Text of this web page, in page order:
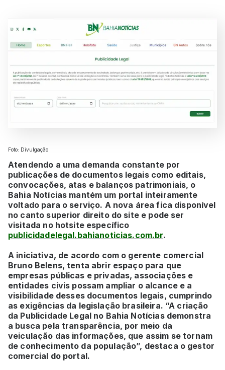
Foto: Divulgação
Atendendo a uma demanda constante por
publicações de documentos legais como editais,
convocações, atas e balanços patrimoniais, o
Bahia Notícias mantém um portal inteiramente
voltado para o serviço. A nova área fica disponível
no canto superior direito do site e pode ser
visitada no hotsite específico
publicidadelegal.bahianoticias.com.br.
A iniciativa, de acordo com o gerente comercial
Bruno Belens, tenta abrir espaço para que
empresas públicas e privadas, associações e
entidades civis possam ampliar o alcance e a
visibilidade desses documentos legais, cumprindo
as exigências da legislação brasileira. “A criação
da Publicidade Legal no Bahia Notícias demonstra
a busca pela transparência, por meio da
veiculação das informações, que assim se tornam
de conhecimento da população”, destaca o gestor
comercial do portal.